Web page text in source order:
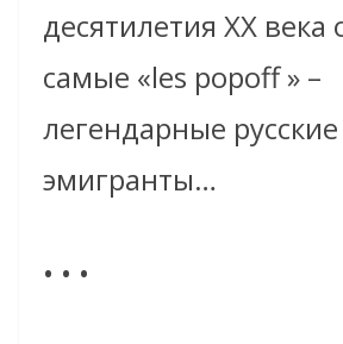
десятилетия ХХ века
самые «les popoff » –
легендарные
эмигранты…
• • •